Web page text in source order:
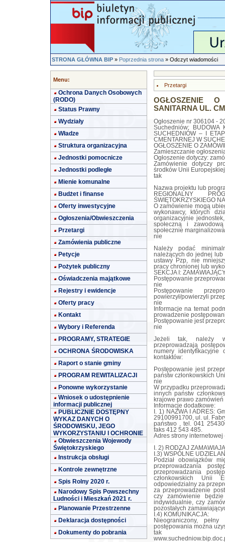
STRONA GŁÓWNA BIP»Poprzednia strona» Odczyt wiadomości
Menu:
Ochrona Danych Osobowych
(RODO)
Status Prawny
Wydziały
Władze
Struktura organizacyjna
Jednostki pomocnicze
Jednostki podległe
Mienie komunalne
Budżet i finanse
Oferty inwestycyjne
Ogłoszenia/Obwieszczenia
Przetargi
Zamówienia publiczne
Petycje
Pożytek publiczny
Oświadczenia majątkowe
Rejestry i ewidencje
Oferty pracy
Kontakt
Wybory i Referenda
PROGRAMY, STRATEGIE
OCHRONA ŚRODOWISKA
Raport o stanie gminy
PROGRAM REWITALIZACJI
Ponowne wykorzystanie
Wniosek o udostępnienie
informacji publicznej
PUBLICZNIE DOSTĘPNY
WYKAZ DANYCH O
ŚRODOWISKU, JEGO
WYKORZYSTANIU I OCHRONIE
Obwieszczenia Wojewody
Świętokrzyskiego
Instrukcja obsługi
Kontrole zewnętrzne
Spis Rolny 2020 r.
Narodowy Spis Powszechny
Ludności i Mieszkań 2021 r.
Planowanie Przestrzenne
Deklaracja dostępności
Dokumenty do pobrania
Przetargi
OGŁOSZENIE
SANITARNA UL.
Ogłoszenie nr 306104 -
Suchedniów: BUDOWA
SUCHEDNIÓW – I
CMENTARNEJ W
OGŁOSZENIE O
Zamieszczanie
Ogłoszenie dotyczy:
Zamówienie dotyczy
środków Unii Europejskiej
tak
Nazwa projektu lub
REGIONALNY
ŚWIĘTOKRZYSKIEGO
O zamówienie mogą
wykonawcy, których
organizacyjnie
społeczną i
społecznie
nie
Należy podać
należących do jednej lub
ustawy Pzp, nie
pracy chronionej lub
SEKCJA I:
Postępowanie
nie
Postępowanie
powierzył/powierzyli
nie
Informacje na temat
prowadzenie
Postępowanie jest
nie
Jeżeli tak, należy
przeprowadzają
numery
kontaktów:
Postępowanie jest
państw członkowskich
nie
W przypadku
innych państw
krajowe prawo
Informacje dodatkowe:
I. 1) NAZWA I ADRES:
29100991700, ul. ul.
państwo , tel. 041
faks 412 543 485.
Adres strony
I. 2) RODZAJ
I.3) WSPÓLNE
Podział obowiązków
przeprowadzania
przeprowadzania
członkowskich Unii
odpowiedzialny za
za przeprowadzenie
czy zamówienie
indywidualnie, czy
pozostałych
I.4) KOMUNIKACJA:
Nieograniczony,
postępowania można
tak